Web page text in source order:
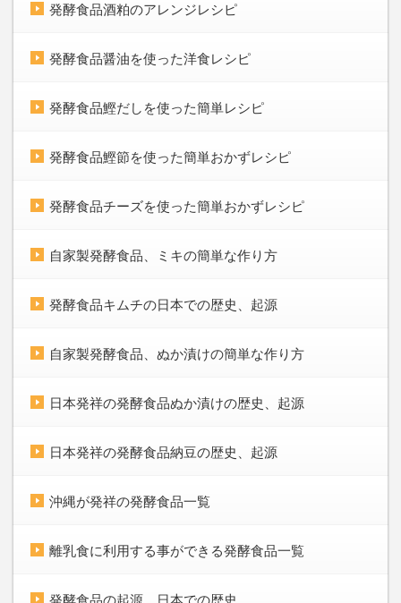
発酵食品酒粕のアレンジレシピ
発酵食品醤油を使った洋食レシピ
発酵食品鰹だしを使った簡単レシピ
発酵食品鰹節を使った簡単おかずレシピ
発酵食品チーズを使った簡単おかずレシピ
自家製発酵食品、ミキの簡単な作り方
発酵食品キムチの日本での歴史、起源
自家製発酵食品、ぬか漬けの簡単な作り方
日本発祥の発酵食品ぬか漬けの歴史、起源
日本発祥の発酵食品納豆の歴史、起源
沖縄が発祥の発酵食品一覧
離乳食に利用する事ができる発酵食品一覧
発酵食品の起源、日本での歴史